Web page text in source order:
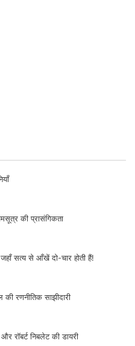
की प्रासंगिकता
: जहाँ सत्य से आँखें दो-चार होती हैं!
रणनीतिक साझीदारी
रॉबर्ट निबलेट की डायरी